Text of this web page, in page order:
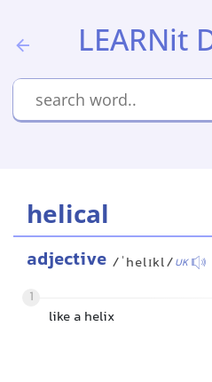
LEARNit
helical
adjective /ˈhelɪkl/UK
1
like a helix